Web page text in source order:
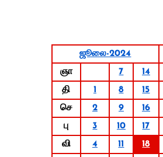
ஜூலை-2024
ஞா
7 14
தி
1 8 15
செ
2 9 16
பு
3 10 17
வி
4 11 18